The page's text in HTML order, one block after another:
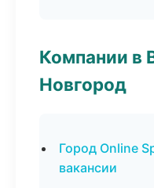
Компании в
Новгород
Город Online
вакансии